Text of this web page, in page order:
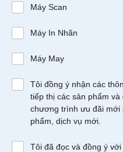
Máy Scan
Máy In Nhãn
Máy May
Tôi đồng ý nhận các
tiếp thị các sản phẩm
chương trình ưu đãi mới
phẩm, dịch vụ mới.
Tôi đã đọc và đồng ý với